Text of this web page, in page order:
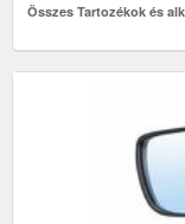
Összes Tartozékok és